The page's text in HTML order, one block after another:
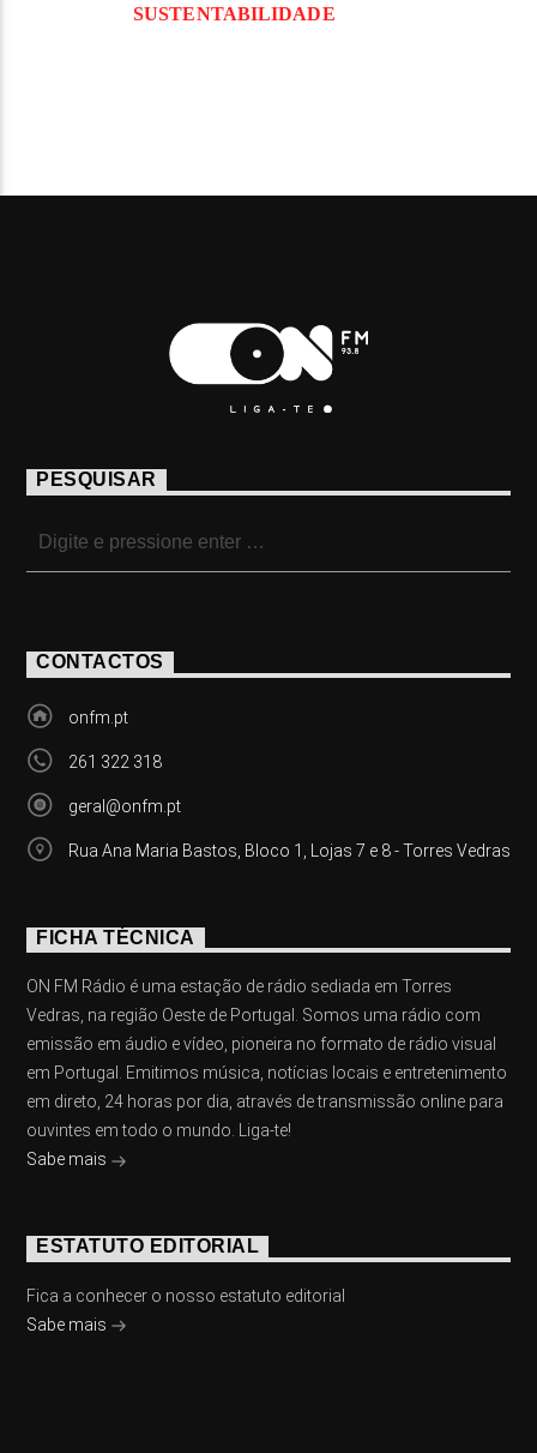
SUSTENTABILIDADE
PESQUISAR
CONTACTOS
onfm.pt
261 322 318
geral@onfm.pt
Rua Ana Maria Bastos, Bloco 1, Lojas 7 e 8 - Torres Vedras
FICHA TÉCNICA
ON FM Rádio é uma estação de rádio sediada em Torres
Vedras, na região Oeste de Portugal. Somos uma rádio com
emissão em áudio e vídeo, pioneira no formato de rádio visual
em Portugal. Emitimos música, notícias locais e entretenimento
em direto, 24 horas por dia, através de transmissão online para
ouvintes em todo o mundo. Liga-te!
Sabe mais
ESTATUTO EDITORIAL
Fica a conhecer o nosso estatuto editorial
Sabe mais